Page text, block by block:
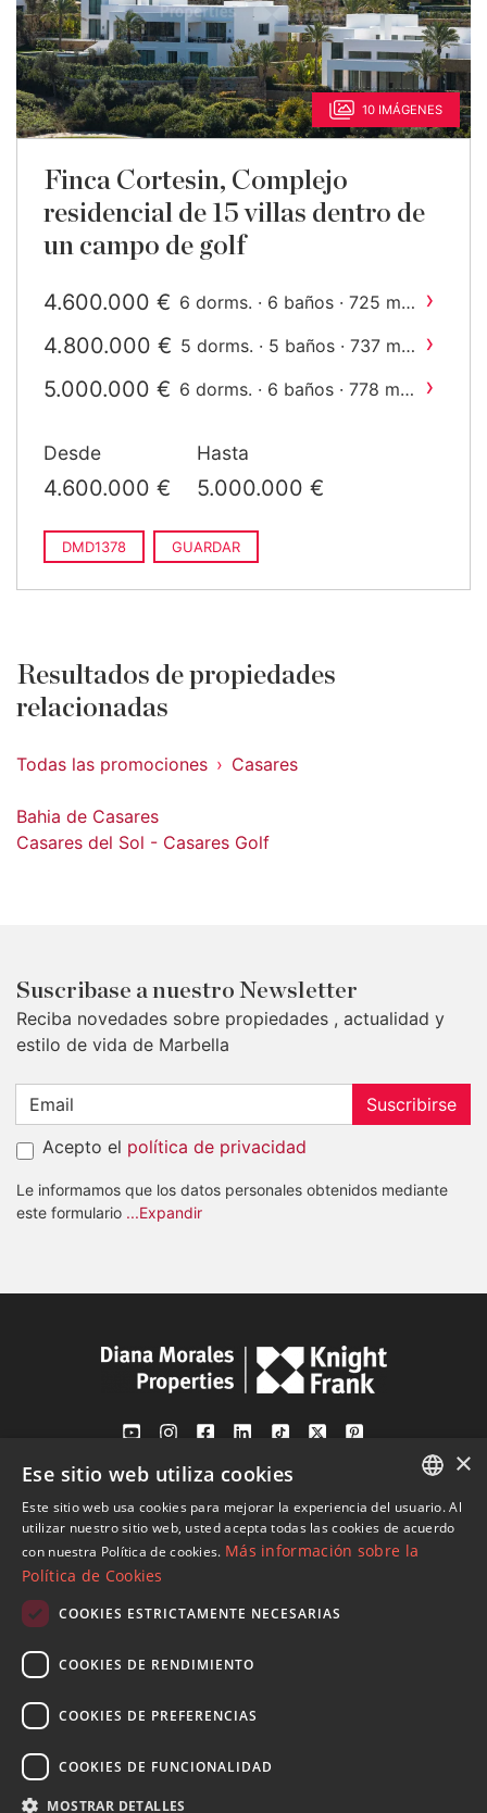
10 IMÁGENES
Finca Cortesin, Complejo
residencial de 15 villas dentro de
un campo de golf
4.600.000 € 6 dorms. · 6 baños · 725 m ›
4.800.000 € 5 dorms. · 5 baños · 737 m ›
5.000.000 € 6 dorms. · 6 baños · 778 m ›
Desde
4.600.000 €
Hasta
5.000.000 €
DMD1378 GUARDAR
Resultados de propiedades
relacionadas
Todas las promociones Casares
Bahia de Casares
Casares del Sol - Casares Golf
Suscribase a nuestro Newsletter
Reciba novedades sobre propiedades , actualidad y
estilo de vida de Marbella
Suscribirse
Acepto el política de privacidad
Le informamos que los datos personales obtenidos mediante
este formulario ...Expandir
Av. Canovas del Castillo 4
1st Floor, Office 3
29601 Marbella
Ver en mapa
Tel:+34 952 765 138
info@dmproperties.com
© Copyright 1989 - 2026 Diana Morales Properties Knight
ENGLISH
SPANISH
×
Ese sitio web utiliza cookies
Este sitio web usa cookies para mejorar la experiencia del usuario. Al
utilizar nuestro sitio web, usted acepta todas las cookies de acuerdo
con nuestra Política de cookies. Más información sobre la
Política de Cookies
COOKIES ESTRICTAMENTE NECESARIAS
COOKIES DE RENDIMIENTO
COOKIES DE PREFERENCIAS
COOKIES DE FUNCIONALIDAD
MOSTRAR DETALLES